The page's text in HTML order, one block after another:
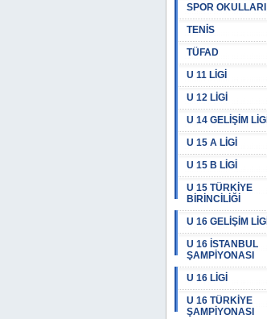
SPOR OKULLARI
TENİS
TÜFAD
U 11 LİGİ
U 12 LİGİ
U 14 GELİŞİM LİGİ
U 15 A LİGİ
U 15 B LİGİ
U 15 TÜRKİYE
BİRİNCİLİĞİ
U 16 GELİŞİM LİGİ
U 16 İSTANBUL
ŞAMPİYONASI
U 16 LİGİ
U 16 TÜRKİYE
ŞAMPİYONASI